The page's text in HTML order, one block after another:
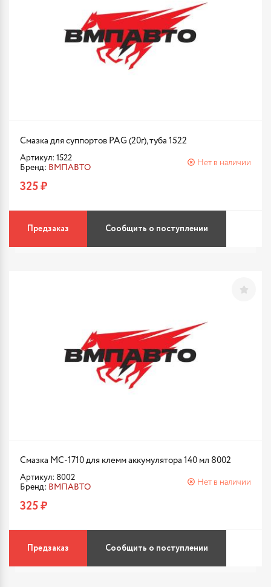
Смазка для суппортов PAG (20г), туба 1522
Артикул: 1522
Бренд: ВМПАВТО
Нет в наличии
325 ₽
Предзаказ Сообщить о поступлении
Смазка МС-1710 для клемм аккумулятора 140 мл 8002
Артикул: 8002
Бренд: ВМПАВТО
Нет в наличии
325 ₽
Предзаказ Сообщить о поступлении